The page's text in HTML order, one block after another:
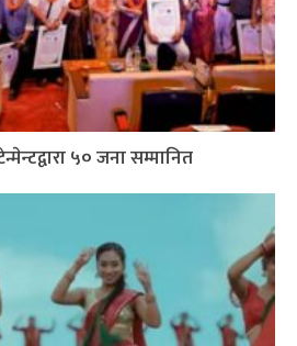
५० जना सम्मानित